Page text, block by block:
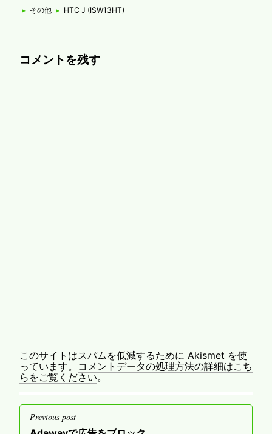
Categories
▸ その他 Tags
▸ HTC J (ISW13HT)
コメントを残す
このサイトはスパムを低減するために Akismet を使
っています。 コメントデータの処理方法の詳細はこち
らをご覧ください。
投
稿
Previous post
Previous